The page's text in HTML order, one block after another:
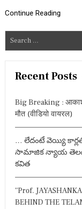
Continue Reading
e
a
Recent Posts
Big Breaking :
मौत (वीडियो वायरल)
… లేదంటే వెయ్యి
సామాజిక న్యాయ
కవిత
“Prof.
BEHIND THE